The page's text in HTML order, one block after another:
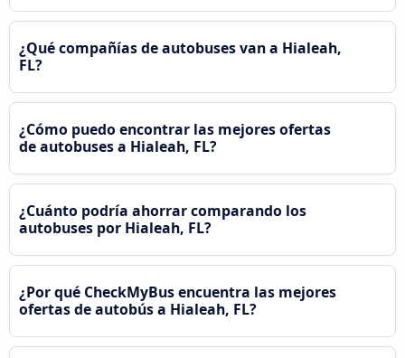
¿Qué compañías de autobuses van a Hialeah,
FL?
¿Cómo puedo encontrar las mejores ofertas
de autobuses a Hialeah, FL?
¿Cuánto podría ahorrar comparando los
autobuses por Hialeah, FL?
¿Por qué CheckMyBus encuentra las mejores
ofertas de autobús a Hialeah, FL?